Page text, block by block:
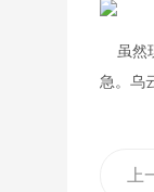
虽然
急。乌
上